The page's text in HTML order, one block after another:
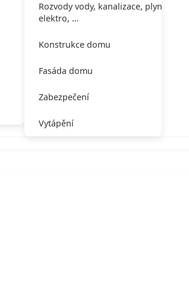
Rozvody vody, kanalizace, plynu,
elektro, …
Konstrukce domu
Fasáda domu
Zabezpečení
Vytápění